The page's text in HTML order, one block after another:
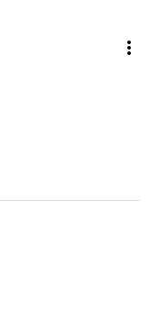
more_vert